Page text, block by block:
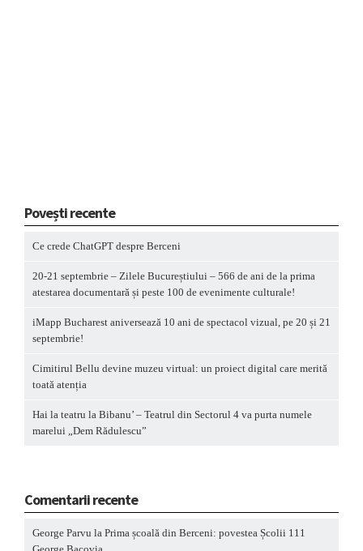
Povești recente
Ce crede ChatGPT despre Berceni
20-21 septembrie – Zilele Bucureștiului – 566 de ani de la prima
atestarea documentară și peste 100 de evenimente culturale!
iMapp Bucharest aniversează 10 ani de spectacol vizual, pe 20 și 21
septembrie!
Cimitirul Bellu devine muzeu virtual: un proiect digital care merită
toată atenția
Hai la teatru la Bibanu’ – Teatrul din Sectorul 4 va purta numele
marelui „Dem Rădulescu”
Comentarii recente
George Parvu la Prima școală din Berceni: povestea Școlii 111